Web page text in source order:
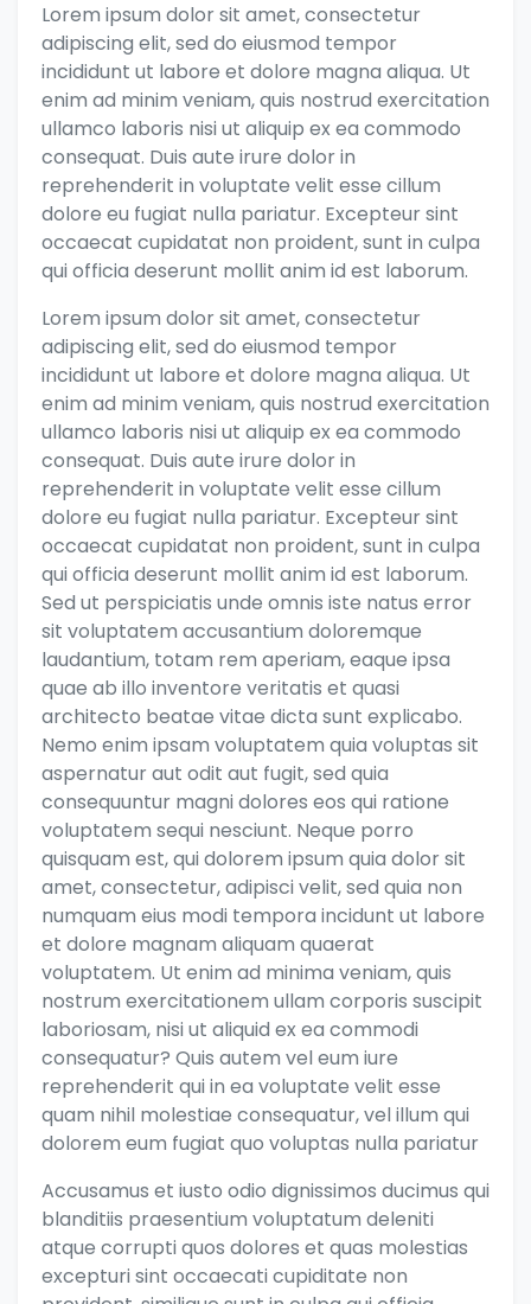
Lorem ipsum dolor sit amet, consectetur
adipiscing elit, sed do eiusmod tempor
incididunt ut labore et dolore magna aliqua. Ut
enim ad minim veniam, quis nostrud exercitation
ullamco laboris nisi ut aliquip ex ea commodo
consequat. Duis aute irure dolor in
reprehenderit in voluptate velit esse cillum
dolore eu fugiat nulla pariatur. Excepteur sint
occaecat cupidatat non proident, sunt in culpa
qui officia deserunt mollit anim id est laborum.
Lorem ipsum dolor sit amet, consectetur
adipiscing elit, sed do eiusmod tempor
incididunt ut labore et dolore magna aliqua. Ut
enim ad minim veniam, quis nostrud exercitation
ullamco laboris nisi ut aliquip ex ea commodo
consequat. Duis aute irure dolor in
reprehenderit in voluptate velit esse cillum
dolore eu fugiat nulla pariatur. Excepteur sint
occaecat cupidatat non proident, sunt in culpa
qui officia deserunt mollit anim id est laborum.
Sed ut perspiciatis unde omnis iste natus error
sit voluptatem accusantium doloremque
laudantium, totam rem aperiam, eaque ipsa
quae ab illo inventore veritatis et quasi
architecto beatae vitae dicta sunt explicabo.
Nemo enim ipsam voluptatem quia voluptas sit
aspernatur aut odit aut fugit, sed quia
consequuntur magni dolores eos qui ratione
voluptatem sequi nesciunt. Neque porro
quisquam est, qui dolorem ipsum quia dolor sit
amet, consectetur, adipisci velit, sed quia non
numquam eius modi tempora incidunt ut labore
et dolore magnam aliquam quaerat
voluptatem. Ut enim ad minima veniam, quis
nostrum exercitationem ullam corporis suscipit
laboriosam, nisi ut aliquid ex ea commodi
consequatur? Quis autem vel eum iure
reprehenderit qui in ea voluptate velit esse
quam nihil molestiae consequatur, vel illum qui
dolorem eum fugiat quo voluptas nulla pariatur
Accusamus et iusto odio dignissimos ducimus qui
blanditiis praesentium voluptatum deleniti
atque corrupti quos dolores et quas molestias
excepturi sint occaecati cupiditate non